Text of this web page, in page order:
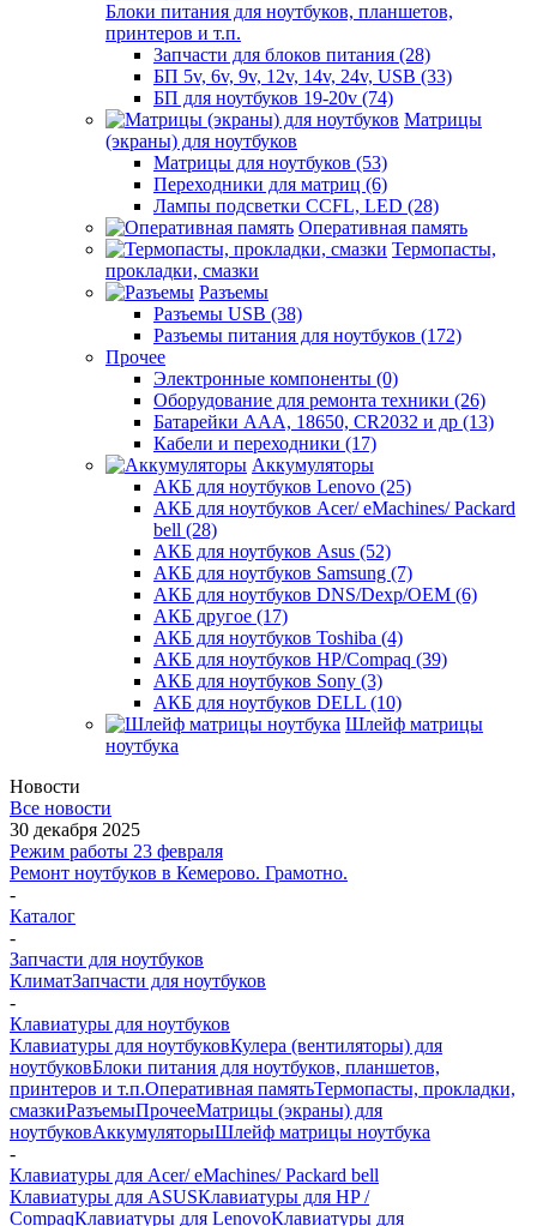
Блоки питания для ноутбуков, планшетов,
принтеров и т.п.
Запчасти для блоков питания (28)
БП 5v, 6v, 9v, 12v, 14v, 24v, USB (33)
БП для ноутбуков 19-20v (74)
Матрицы
(экраны) для ноутбуков
Матрицы для ноутбуков (53)
Переходники для матриц (6)
Лампы подсветки CCFL, LED (28)
Оперативная память
Термопасты,
прокладки, смазки
Разъемы
Разъемы USB (38)
Разъемы питания для ноутбуков (172)
Прочее
Электронные компоненты (0)
Оборудование для ремонта техники (26)
Батарейки AAА, 18650, CR2032 и др (13)
Кабели и переходники (17)
Аккумуляторы
АКБ для ноутбуков Lenovo (25)
АКБ для ноутбуков Acer/ eMachines/ Packard
bell (28)
АКБ для ноутбуков Asus (52)
АКБ для ноутбуков Samsung (7)
АКБ для ноутбуков DNS/Dexp/OEM (6)
АКБ другое (17)
АКБ для ноутбуков Toshiba (4)
АКБ для ноутбуков HP/Compaq (39)
АКБ для ноутбуков Sony (3)
АКБ для ноутбуков DELL (10)
Шлейф матрицы
ноутбука
Новости
Все новости
30 декабря 2025
Режим работы 23 февраля
Ремонт ноутбуков в Кемерово. Грамотно.
-
Каталог
-
Запчасти для ноутбуков
КлиматЗапчасти для ноутбуков
-
Клавиатуры для ноутбуков
Клавиатуры для ноутбуковКулера (вентиляторы) для
ноутбуковБлоки питания для ноутбуков, планшетов,
принтеров и т.п.Оперативная памятьТермопасты, прокладки,
смазкиРазъемыПрочееМатрицы (экраны) для
ноутбуковАккумуляторыШлейф матрицы ноутбука
-
Клавиатуры для Acer/ eMachines/ Packard bell
Клавиатуры для ASUSКлавиатуры для HP /
CompaqКлавиатуры для LenovoКлавиатуры для